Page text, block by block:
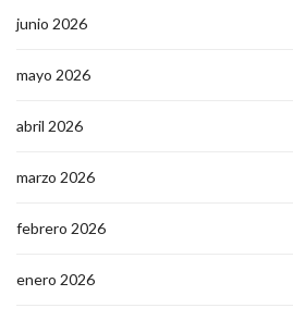
junio 2026
mayo 2026
abril 2026
marzo 2026
febrero 2026
enero 2026